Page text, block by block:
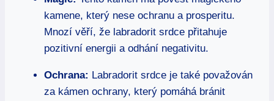
kamene, který nese ochranu a prosperitu.
Mnozí věří, že labradorit srdce přitahuje
pozitivní energii a odhání negativitu.
Ochrana: Labradorit srdce je také považován
za kámen ochrany, který pomáhá bránit